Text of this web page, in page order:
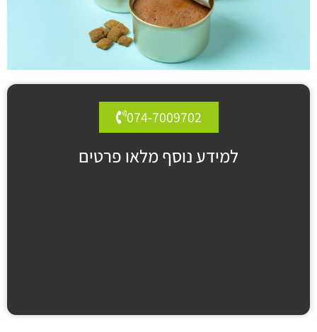
074-7009702
למידע נוסף מלאו פרטים